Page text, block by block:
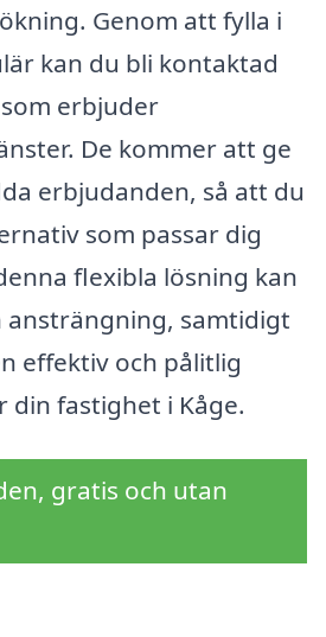
Genom att fylla i
kan du bli kontaktad
erbjuder
De kommer att ge
erbjudanden, så att du
som passar dig
flexibla lösning kan
ansträngning, samtidigt
effektiv och pålitlig
fastighet i Kåge.
gratis och utan